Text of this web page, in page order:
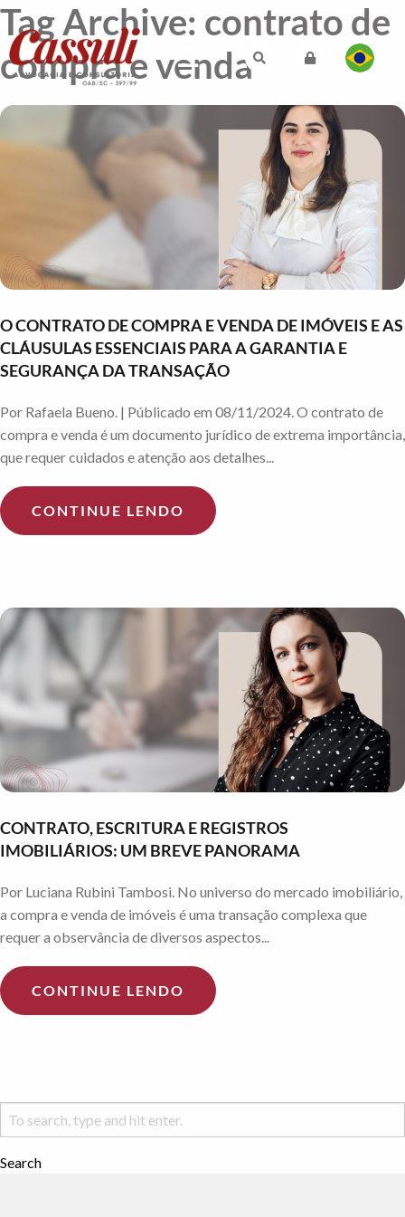
Tag Archive: contrato de
compra e venda
O CONTRATO DE COMPRA E VENDA DE IMÓVEIS E AS
CLÁUSULAS ESSENCIAIS PARA A GARANTIA E
SEGURANÇA DA TRANSAÇÃO
Por Rafaela Bueno. | Públicado em 08/11/2024. O contrato de
compra e venda é um documento jurídico de extrema importância,
que requer cuidados e atenção aos detalhes...
CONTINUE LENDO
CONTRATO, ESCRITURA E REGISTROS
IMOBILIÁRIOS: UM BREVE PANORAMA
Por Luciana Rubini Tambosi. No universo do mercado imobiliário,
a compra e venda de imóveis é uma transação complexa que
requer a observância de diversos aspectos...
CONTINUE LENDO
Search